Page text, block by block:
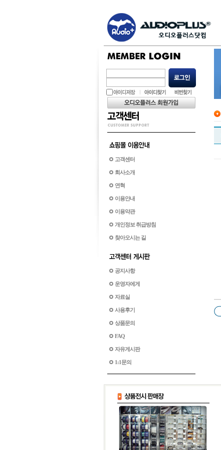
고객센터
회사소개
연혁
이용안내
이용약관
개인정보 취급방침
찾아오시는 길
공지사항
운영자에게
자료실
사용후기
상품문의
FAQ
자유게시판
1:1문의